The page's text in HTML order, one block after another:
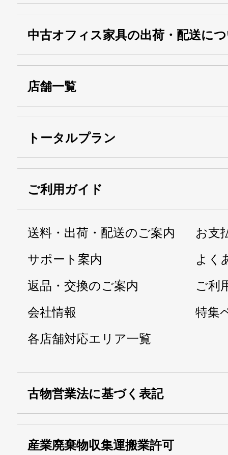
中古オフィス家具の出荷・配送に
店舗一覧
トータルプラン
ご利用ガイド
送料・出荷・配送のご案内
お支
サポート案内
よく
返品・交換のご案内
ご利
会社情報
特集
各店舗対応エリア一覧
古物営業法に基づく表記
産業廃棄物収集運搬業許可